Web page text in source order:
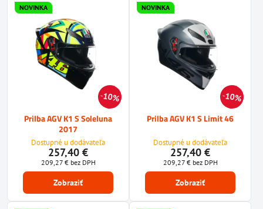
10%
NOVINKA
Prilba AGV K1 S Soleluna
2017
Dostupné u dodávateľa
257,40 €
209,27 € bez DPH
Zobraziť
10%
NOVINKA
Prilba AGV K1 S Limit 46
Dostupné u dodávateľa
257,40 €
209,27 € bez DPH
Zobraziť